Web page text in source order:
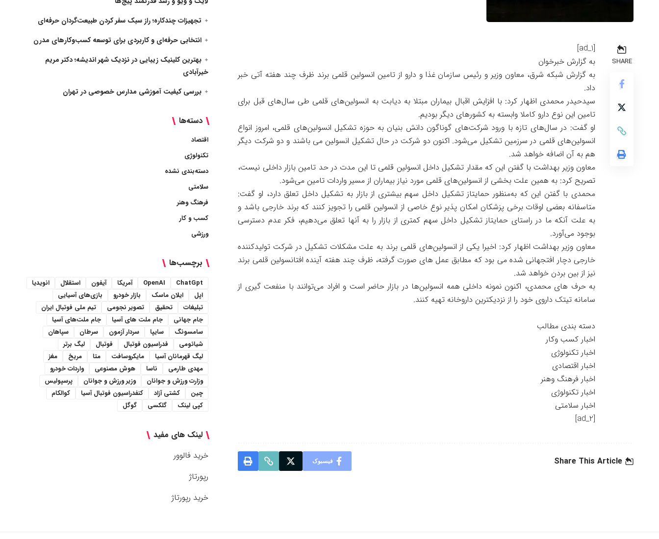
SHARE
[ad_1]
به گزارش خبرخوان
به گزارش شبکه شرق، معاون وزیر و رئیس سازمان غذا و دارو از تامین انسولین قلمی برند ظرف چند هفته آتی خبر
داد.
سیدحیدر محمدی اظهار کرد: با افزایش اقبال بیماران مبتلا به دیابت به انسولین‌های قلمی طی سال‌های قبل برای
تامین این نوع دارو کاملا وابسته به کشورهای دیگر بودیم.
او گفت: در سال‌های تازه با ورود شرکت‌های گوناگون دانش بنیان به حوزه تشکیل انسولین‌های قلمی، امروز انواع
انسولین‌های قلمی در سرزمین تشکیل می‌شود. اکنون دو شرکت در حال تشکیل انسولین می باشند و دو شرکت دیگر
هم به آن اضافه خواهد شد.
معاون وزیر بهداشت با گفتن این که مقدار تشکیل داخل انسولین قلمی تا این مدت در حد تامین بازار داخلی نیست،
تصریح کرد: به همین علت بخشی از انسولین‌های قلمی مورد نیاز بیماران از مسیر واردات تامین می‌شود.
محمدی با گفتن این که به‌منظور حمایتاز تشکیل داخل سهم بیشتری از بازار به تشکیل داخل تعلق دارد، او گفت:
متاسفانه بعضی اوقات برخی پزشکان امکان پذیر نوع خاصی از انسولین قلمی را تجویز کنند که برند خارجی باشد و
به علت آنکه ما در راستای حمایتاز تشکیل داخل سهم کمتری از بازار را به آنها تعلق می‌دهیم، فکر عدم دسترسی
بوجود می‌آورد.
معاون وزیر بهداشت اظهار کرد: اخیرا یکی از انسولین‌های قلمی برند به علت مشکلات تشکیل در شرکت تولیدکننده
خارجی دچار افتجهانی شده می بود که مطابق عمل های صورت گرفته، ظرف چند هفته آینده افتانسولین قلمی برند
نیز از بین بردن خواهد شد.
به حرف های محمدی، اکنون نمونه داخلی همه انسولین‌ها در بازار حاضر است و افراد می‌توانند با منفعت گیری از
سامانه تیتک داروی خود را از نزدیکترین داروخانه تهیه کنند.
دسته بندی مطالب
اخبار کسب وکار
اخبار تکنولوژی
اخبار اقتصادی
اخبار فرهنگ وهنر
اخبار تکنولوژی
اخبار سلامتی
[ad_2]
Share This Article فیسبوک
تجهیزات چندکاره؛ راز سبک سفر کردن طبیعت‌گردان حرفه‌ای
انتخابی حرفه‌ای و کاربردی برای توسعه کسب‌وکارهای مدرن
بهترین کلینیک زیبایی در نزدیک شهر اندیشه؛ دکتر مریم
خیرآبادی
بررسی کیفیت آموزشی مدارس خصوصی در تهران
دسته‌ها
اقتصاد
تکنولوژی
دسته‌بندی نشده
سلامتی
فرهنگ وهنر
کسب و کار
ورزشی
برچسب‌ها
ChatGpt
OpenAI آمریکا آیفون استقلال
انویدیا
اپل
ایلان ماسک بازار خودرو
بازی‌های آسیایی
تبلیغات
تحقیق تصویر نجومی
تیم ملی فوتبال ایران
جام جهانی
جام ملت های آسیا
جام ملت‌های آسیا
سامسونگ
سایپا سردار آزمون سرطان
سپاهان
شیائومی
فدراسیون فوتبال فوتبال
لیگ برتر
لیگ قهرمانان آسیا
مایکروسافت متا مریخ
مغز
مهدی طارمی
ناسا هوش مصنوعی
واردات خودرو
وزارت ورزش و جوانان
وزیر ورزش و جوانان
پرسپولیس
چین
کشتی آزاد کنفدراسیون فوتبال آسیا
کوالکام
کپی لینک
گلکسی گوگل
لینک های مفید
خرید فالوور
رپورتاژ
خرید رپورتاژ